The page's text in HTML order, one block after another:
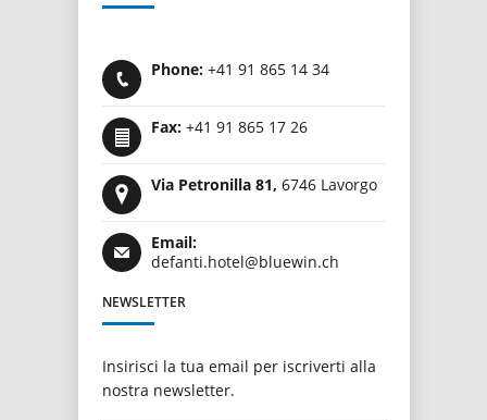
Phone: +41 91 865 14 34
Fax: +41 91 865 17 26
Via Petronilla 81, 6746 Lavorgo
Email:
defanti.hotel@bluewin.ch
NEWSLETTER
Insirisci la tua email per iscriverti alla
nostra newsletter.